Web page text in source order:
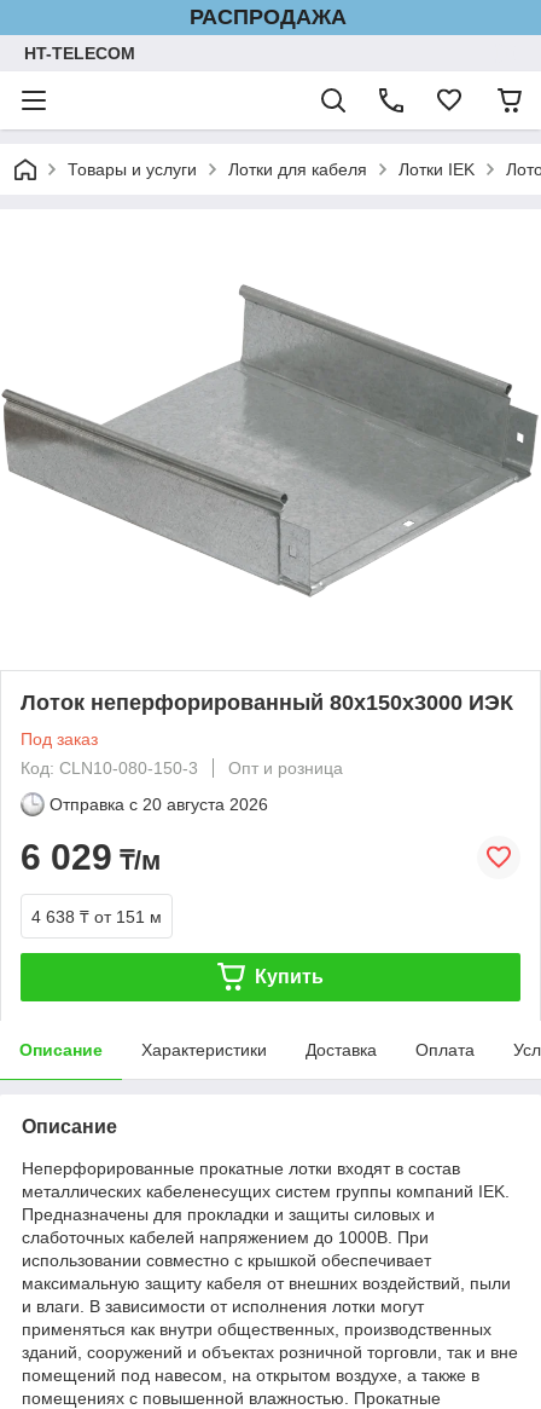
РАСПРОДАЖА
HT-TELECOM
Товары и услуги Лотки для кабеля Лотки IEK
Лоток неперфорированный 80х150х3000 ИЭК
Под заказ
Код: CLN10-080-150-3
Опт и розница
Отправка с 20 августа 2026
6 029 ₸/м
4 638 ₸ от 151 м
Купить
Описание Характеристики Доставка Оплата
Описание
Неперфорированные прокатные лотки входят в состав
металлических кабеленесущих систем группы компаний IEK.
Предназначены для прокладки и защиты силовых и
слаботочных кабелей напряжением до 1000В. При
использовании совместно с крышкой обеспечивает
максимальную защиту кабеля от внешних воздействий, пыли
и влаги. В зависимости от исполнения лотки могут
применяться как внутри общественных, производственных
зданий, сооружений и объектах розничной торговли, так и вне
помещений под навесом, на открытом воздухе, а также в
помещениях с повышенной влажностью. Прокатные